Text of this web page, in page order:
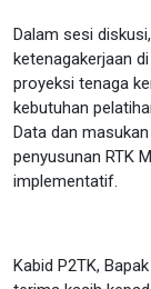
Dalam sesi
ketenagakerjaan
proyeksi tenaga
kebutuhan
Data dan
penyusunan RTK
implementatif.
Kabid P2TK,